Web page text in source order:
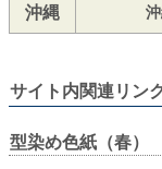
沖縄
サイト内関連リン
型染め色紙（春）